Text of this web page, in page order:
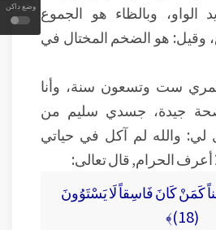
وضع داكن الواو، وبالظاء هو الجموع
وقيل: هو الضخم المختال في
ست وتسعون سنة، وأنا
جيدة، جسدي سليم من
لي: والله لم آكل في حياتي
أعرف الحرام, قال تعالى:
كَمَنْ كَانَ فَاسِقاً لَا يَسْتَوُونَ
(18)﴾